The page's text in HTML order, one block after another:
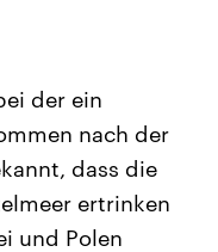
der ein
nach der
dass die
ertrinken
und Polen